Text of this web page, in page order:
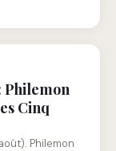
Philemon
Cinq
Philemon